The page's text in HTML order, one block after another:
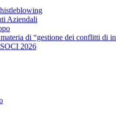
Aziendali
di “gestione dei conflitti di
2026